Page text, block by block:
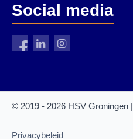
Social media
© 2019 - 2026 HSV Groningen |
Privacybeleid